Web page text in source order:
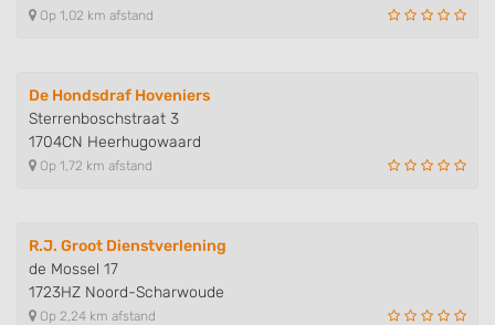
Op 1,02 km afstand
De Hondsdraf Hoveniers
Sterrenboschstraat 3
1704CN Heerhugowaard
Op 1,72 km afstand
R.J. Groot Dienstverlening
de Mossel 17
1723HZ Noord-Scharwoude
Op 2,24 km afstand